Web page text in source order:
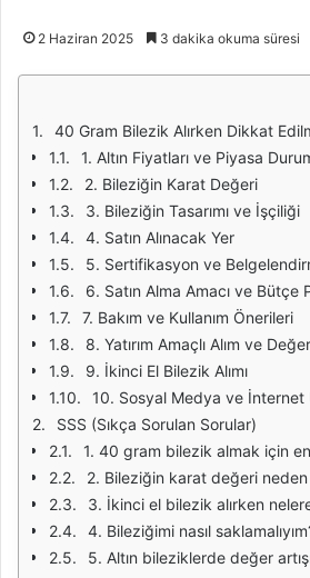
2 Haziran 2025 3 dakika okuma süresi
40 Gram Bilezik Alırken Dikkat
1. Altın Fiyatları ve Piyasa
2. Bileziğin Karat Değeri
3. Bileziğin Tasarımı ve İşçiliği
4. Satın Alınacak Yer
5. Sertifikasyon ve
6. Satın Alma Amacı ve Bütçe
7. Bakım ve Kullanım Önerileri
8. Yatırım Amaçlı Alım ve Değer
9. İkinci El Bilezik Alımı
10. Sosyal Medya ve İnternet
SSS (Sıkça Sorulan Sorular)
1. 40 gram bilezik almak için
2. Bileziğin karat değeri
3. İkinci el bilezik alırken
4. Bileziğimi nasıl
5. Altın bileziklerde değer